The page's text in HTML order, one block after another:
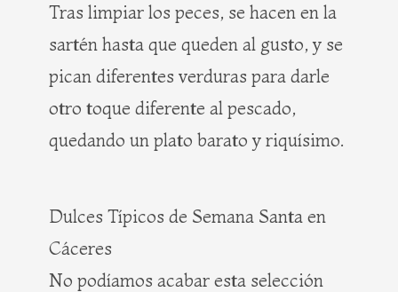
Tras limpiar los peces, se hacen en la
sartén hasta que queden al gusto, y se
pican diferentes verduras para darle
otro toque diferente al pescado,
quedando un plato barato y riquísimo.
Dulces Típicos de Semana Santa en
Cáceres
No podíamos acabar esta selección